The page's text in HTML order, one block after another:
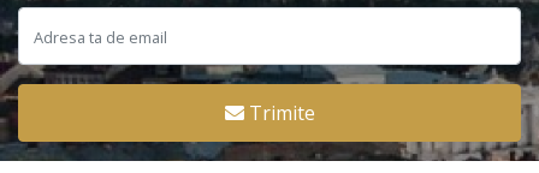
Trimite